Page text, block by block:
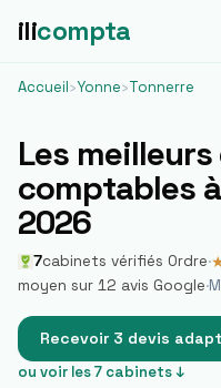
ilicompta
Accueil›Yonne›Tonnerre
Les
comptables à
2026
7cabinets vérifiés Ordre·
moyen sur 12 avis Google·
Recevoir 3 devis
ou voir les7 cabinets ↓